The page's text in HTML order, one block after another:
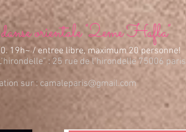
orientale "2eme Hafla"
19h~ / entree libre, maximum 20 personne!
: 25 rue de l’hirondelle 75006 paris
sur : camaleparis@gmail.com